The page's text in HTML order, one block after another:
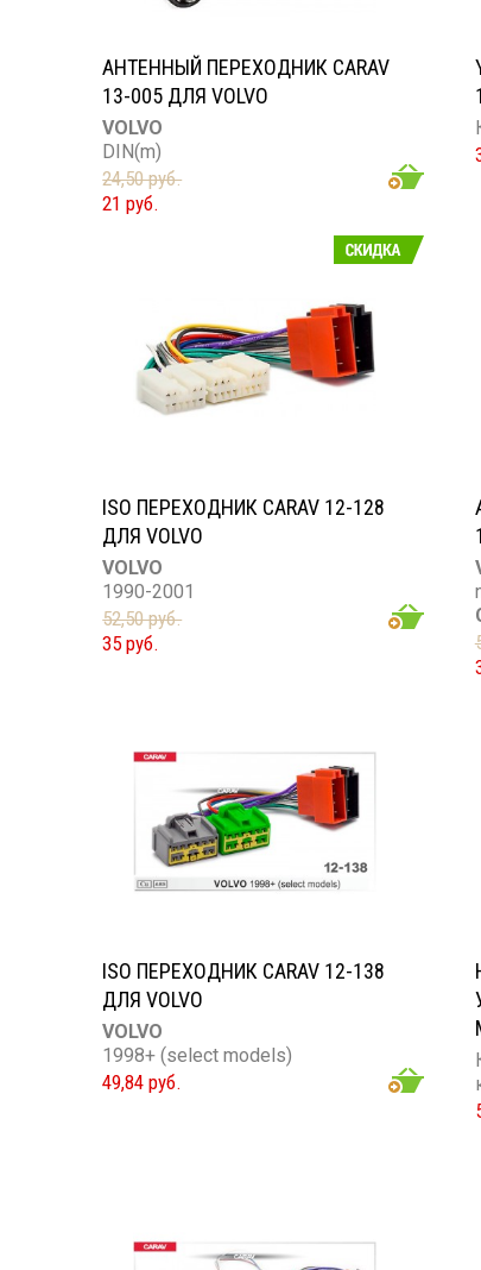
АНТЕННЫЙ ПЕРЕХОДНИК CARAV
13-005 ДЛЯ VOLVO
VOLVO
DIN(m)
24,50 руб.
21 руб.
ISO ПЕРЕХОДНИК CARAV 12-128
ДЛЯ VOLVO
VOLVO
1990-2001
52,50 руб.
35 руб.
ISO ПЕРЕХОДНИК CARAV 12-138
ДЛЯ VOLVO
VOLVO
1998+ (select models)
49,84 руб.